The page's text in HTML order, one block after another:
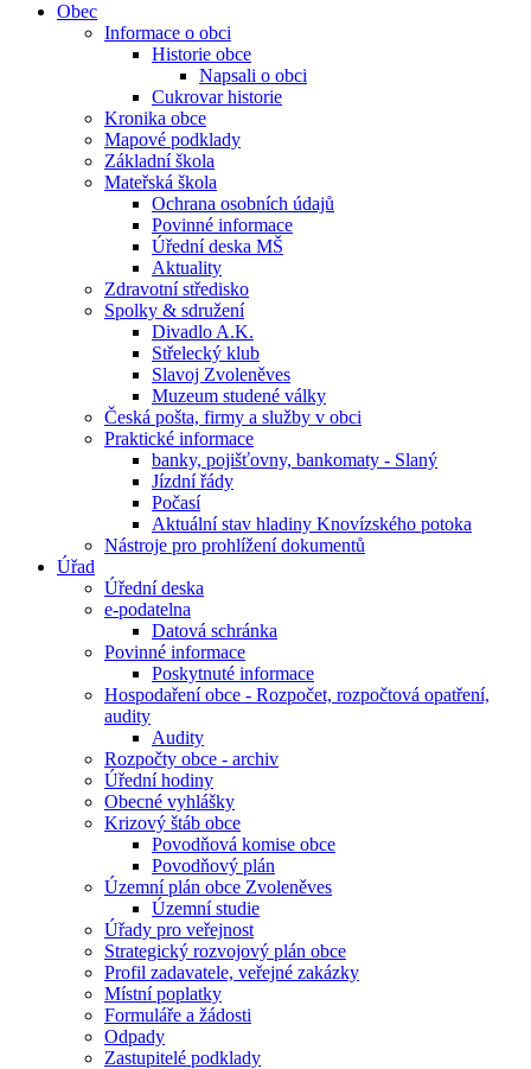
Obec
Informace o obci
Historie obce
Napsali o obci
Cukrovar historie
Kronika obce
Mapové podklady
Základní škola
Mateřská škola
Ochrana osobních údajů
Povinné informace
Úřední deska MŠ
Aktuality
Zdravotní středisko
Spolky & sdružení
Divadlo A.K.
Střelecký klub
Slavoj Zvoleněves
Muzeum studené války
Česká pošta, firmy a služby v obci
Praktické informace
banky, pojišťovny, bankomaty - Slaný
Jízdní řády
Počasí
Aktuální stav hladiny Knovízského potoka
Nástroje pro prohlížení dokumentů
Úřad
Úřední deska
e-podatelna
Datová schránka
Povinné informace
Poskytnuté informace
Hospodaření obce - Rozpočet, rozpočtová opatření,
audity
Audity
Rozpočty obce - archiv
Úřední hodiny
Obecné vyhlášky
Krizový štáb obce
Povodňová komise obce
Povodňový plán
Územní plán obce Zvoleněves
Územní studie
Úřady pro veřejnost
Strategický rozvojový plán obce
Profil zadavatele, veřejné zakázky
Místní poplatky
Formuláře a žádosti
Odpady
Zastupitelé podklady